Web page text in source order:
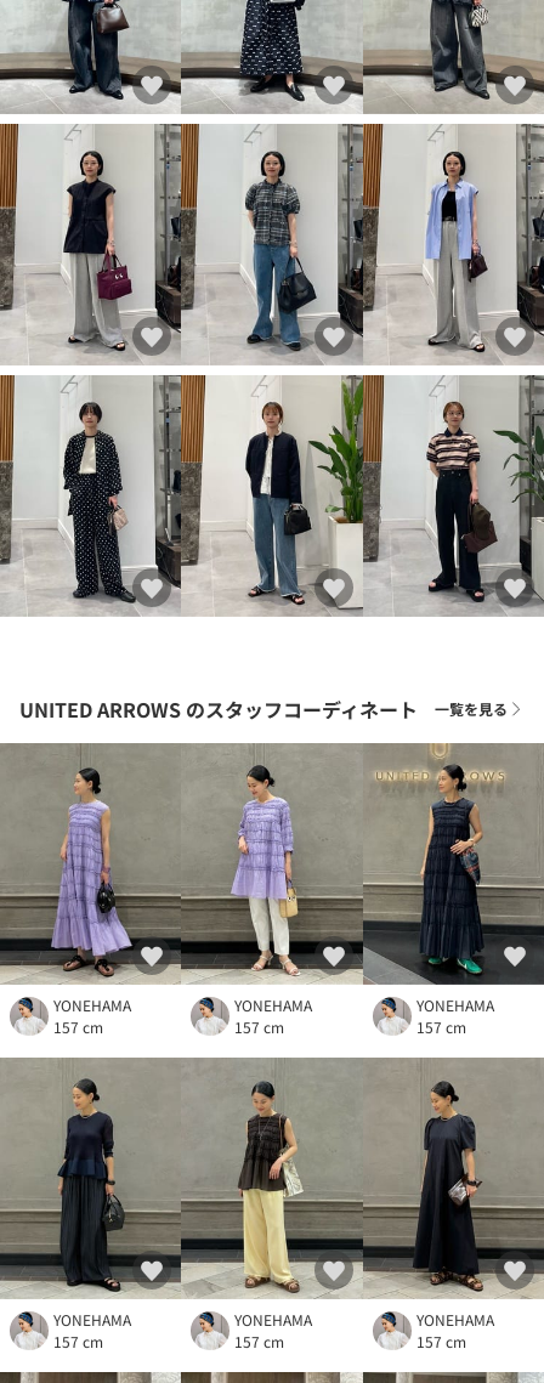
UNITED ARROWS のスタッフコーディネート 一覧を見る
YONEHAMA
157 cm
YONEHAMA
157 cm
YONEHAMA
157 cm
YONEHAMA
157 cm
YONEHAMA
157 cm
YONEHAMA
157 cm